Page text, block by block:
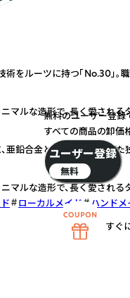
術をルーツに持つ「No.30」
マルな造形で、長く愛される
亜鉛合金と職人技が融合した
マルな造形で、長く愛される
ローカルメイド ハンドメ
無料のユーザー登録
すべての商品の卸価
ユーザー登録
無料
すぐ